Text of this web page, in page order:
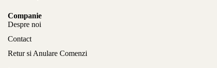
Companie
Despre noi
Contact
Retur si Anulare Comenzi